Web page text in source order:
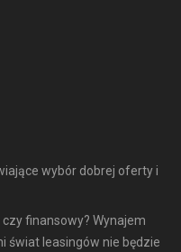
wybór dobrej oferty i
finansowy? Wynajem
świat leasingów nie będzie